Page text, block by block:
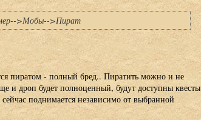
>Мобы-->Пират
пиратом - полный бред.. Пиратить можно и не
и дроп будет полноценный, будут доступны квесты
поднимается независимо от выбранной